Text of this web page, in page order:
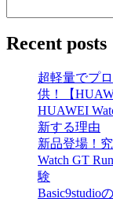
Recent posts
超軽量でプ
供！【
HUAWEI
新する理由
新品登場！
Watch GT
験
Basic9studio